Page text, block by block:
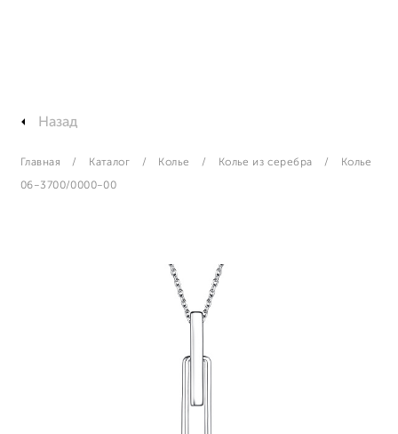
Назад
Главная Каталог Колье Колье из серебра Колье
06-3700/0000-00